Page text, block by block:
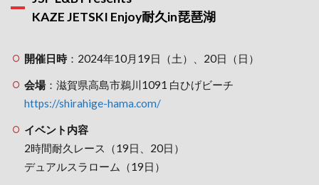
KAZE JETSKI Enjoy耐久in琵琶湖
開催日時：2024年10月19日（土）、20日（日）
会場：滋賀県高島市鵜川1091 白ひげビーチ
https://shirahige-hama.com/
イベント内容
2時間耐久レース（19日、20日）
デュアルスラローム（19日）